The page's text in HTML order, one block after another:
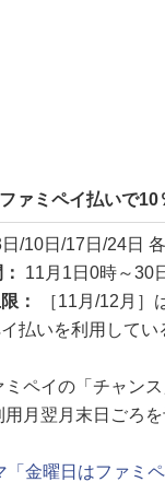
ァミペイ払いで10
/10日/17日/24日
11月1日0時～30
：
［11月/12月
払いを利用してい
ミペイの「チャン
用月翌月末日ごろ
「金曜日はファミ